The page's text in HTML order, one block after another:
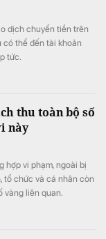
dịch chuyển tiền trên
thể đến tài khoản
tức.
thu toàn bộ số
này
hợp vi phạm, ngoài bị
tổ chức và cá nhân còn
vàng liên quan.